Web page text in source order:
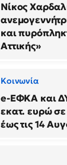
Νίκος
και
Αττικής»
Κοινωνία
e-ΕΦΚΑ και
εκατ. ευρώ
έως τις 14